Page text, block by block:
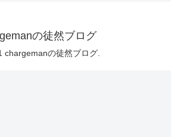
の徒然ブログ
chargemanの徒然ブログ.